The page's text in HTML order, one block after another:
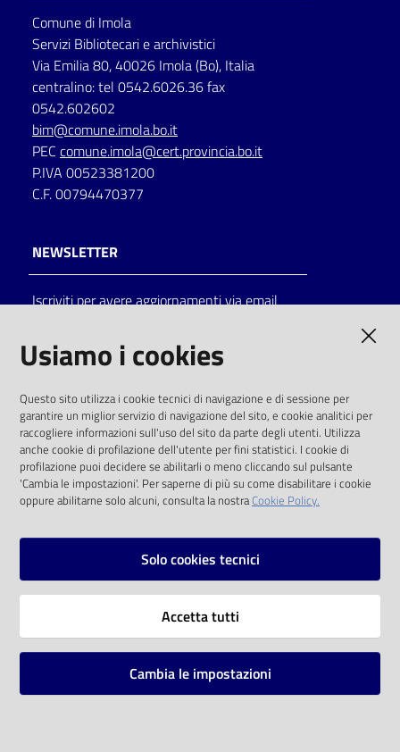
Eventi
Chiedi al
bibliotecario
Avvisi
Orari
Comune di Imola
Servizi Bibliotecari e archivistici
Via Emilia 80, 40026 Imola (Bo), Italia
centralino: tel 0542.6026.36 fax
0542.602602
bim@comune.imola.bo.it
PEC comune.imola@cert.provincia.bo.it
P.IVA 00523381200
C.F. 00794470377
NEWSLETTER
Iscriviti per avere aggiornamenti via email
solo alle condizioni previste dalla direttiva
comunitaria 2003/98/CE e dal d.lgs. 36/2006
SOCIAL
Instagram
Vai alla pagina
Mappa del sito
Usiamo i cookies
Questo sito utilizza i cookie tecnici di navigazione e di sessione per
garantire un miglior servizio di navigazione del sito, e cookie analitici per
raccogliere informazioni sull'uso del sito da parte degli utenti. Utilizza
anche cookie di profilazione dell'utente per fini statistici. I cookie di
profilazione puoi decidere se abilitarli o meno cliccando sul pulsante
'Cambia le impostazioni'. Per saperne di più su come disabilitare i cookie
oppure abilitarne solo alcuni, consulta la nostraCookie Policy.
Solo cookies tecnici
Accetta tutti
Cambia le impostazioni